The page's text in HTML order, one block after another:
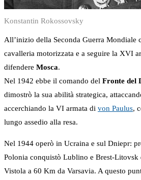
Konstantin Rokossovsky
All’inizio della Seconda Guerra Mondiale
cavalleria motorizzata e a seguire la XVI
difendere Mosca.
Nel 1942 ebbe il comando del Fronte del
dimostrò la sua abilità strategica,
accerchiando la VI armata di von Paulus,
lungo assedio alla resa.
Nel 1944 operò in Ucraina e sul Dniepr:
Polonia conquistò Lublino e Brest-Litovsk
Vistola a 60 Km da Varsavia. A questo